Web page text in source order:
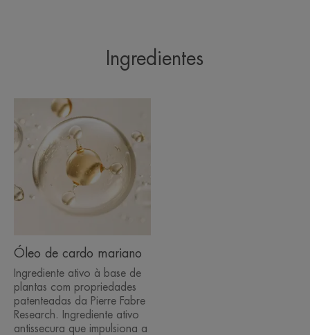
*Excluindo o doseador
Ingredientes
Óleo de cardo mariano
Ingrediente ativo à base de
plantas com propriedades
patenteadas da Pierre Fabre
Research. Ingrediente ativo
antissecura que impulsiona a